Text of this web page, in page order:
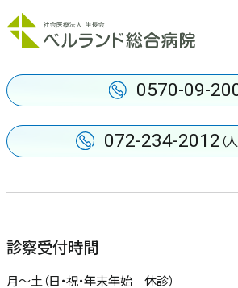
診察受付時間
月〜土（日・祝・年末年始 休診）
0570-09-
072-234-2012 （